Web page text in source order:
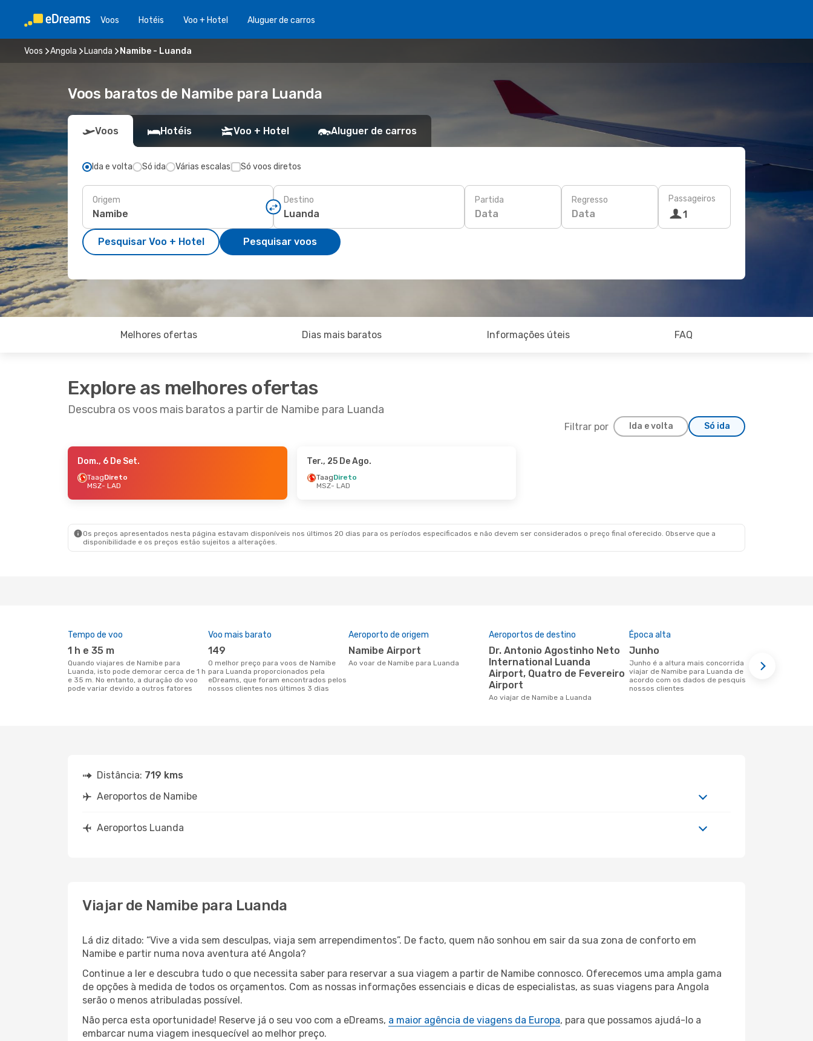
Voos Hotéis Voo + Hotel Aluguer de carros
Voos Angola Luanda Namibe - Luanda
Voos baratos de Namibe para Luanda
Voos Hotéis Voo + Hotel Aluguer de carros
Ida e volta Só ida Várias escalas Só voos diretos
Origem Destino Partida
Data
Regresso
Data
Passageiros
1
Pesquisar Voo + Hotel Pesquisar voos
Melhores ofertas Dias mais baratos Informações úteis FAQ
Explore as melhores ofertas
Descubra os voos mais baratos a partir de Namibe para Luanda
Filtrar por Ida e volta Só ida
- Ter., 6 De Out.
Dom., 6 De Set.
TaagDireto
MSZ- LAD
Ter., 25 De Ago.
TaagDireto
MSZ- LAD
Os preços apresentados nesta página estavam disponíveis nos últimos 20 dias para os períodos especificados e não devem ser considerados o preço final oferecido. Observe que a
disponibilidade e os preços estão sujeitos a alterações.
Tempo de voo
1 h e 35 m
Quando viajares de Namibe para
Luanda, isto pode demorar cerca de 1 h
e 35 m. No entanto, a duração do voo
pode variar devido a outros fatores
Voo mais barato
149
O melhor preço para voos de Namibe
para Luanda proporcionados pela
eDreams, que foram encontrados pelos
nossos clientes nos últimos 3 dias
Aeroporto de origem
Namibe Airport
Ao voar de Namibe para Luanda
Aeroportos de destino
Dr. Antonio Agostinho Neto
International Luanda
Airport, Quatro de Fevereiro
Airport
Ao viajar de Namibe a Luanda
Época alta
junho
junho é a altura mais concorrida para
viajar de Namibe para Luanda de
acordo com os dados de pesquisa dos
nossos clientes
Distância: 719 kms
Aeroportos de Namibe
Aeroportos Luanda
Viajar de Namibe para Luanda
Lá diz ditado: “Vive a vida sem desculpas, viaja sem arrependimentos”. De facto, quem não sonhou em sair da sua zona de conforto em
Namibe e partir numa nova aventura até Angola?
Continue a ler e descubra tudo o que necessita saber para reservar a sua viagem a partir de Namibe connosco. Oferecemos uma ampla gama
de opções à medida de todos os orçamentos. Com as nossas informações essenciais e dicas de especialistas, as suas viagens para Angola
serão o menos atribuladas possível.
Não perca esta oportunidade! Reserve já o seu voo com a eDreams, a maior agência de viagens da Europa, para que possamos ajudá-lo a
embarcar numa viagem inesquecível ao melhor preço.